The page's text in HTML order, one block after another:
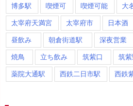
博多駅 喫煙可 喫煙可能 大
太宰府天満宮 太宰府市 日本酒
昼飲み 朝倉街道駅 深夜営業
焼鳥 立ち飲み 筑紫口 筑
薬院大通駅 西鉄二日市駅 西鉄